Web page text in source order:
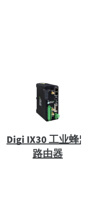
Digi IX30 工业蜂窝
路由器